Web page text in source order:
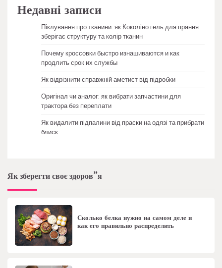
Недавні записи
Піклування про тканини: як Коколіно гель для прання
зберігає структуру та колір тканин
Почему кроссовки быстро изнашиваются и как
продлить срок их службы
Як відрізнити справжній аметист від підробки
Оригінал чи аналог: як вибрати запчастини для
трактора без переплати
Як видалити підпалини від праски на одязі та прибрати
блиск
Як зберегти своє здоров”я
Сколько белка нужно на самом деле и
как его правильно распределить